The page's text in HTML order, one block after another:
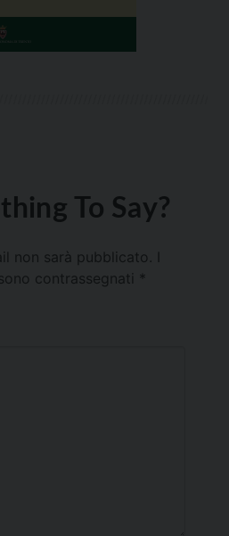
To Say?
non sarà pubblicato.
contrassegnati *